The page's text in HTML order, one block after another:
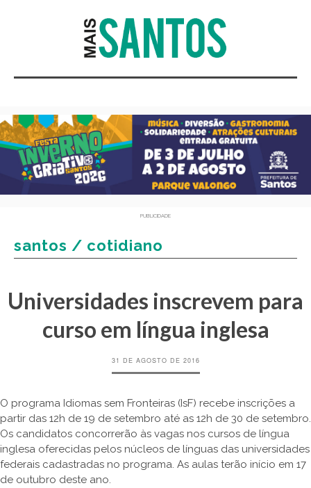
PUBLICIDADE
santos / cotidiano
Universidades inscrevem para
curso em língua inglesa
31 DE AGOSTO DE 2016
O programa Idiomas sem Fronteiras (IsF) recebe inscrições a
partir das 12h de 19 de setembro até as 12h de 30 de setembro.
Os candidatos concorrerão às vagas nos cursos de língua
inglesa oferecidas pelos núcleos de línguas das universidades
federais cadastradas no programa. As aulas terão início em 17
de outubro deste ano.